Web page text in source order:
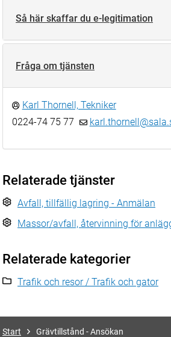
Så här skaffar du e-legitimation
Fråga om tjänsten
Karl Thornell, Tekniker
0224-74 75 77
Relaterade tjänster
Avfall, tillfällig lagring - Anmälan
Massor/avfall, återvinning för
Relaterade kategorier
Trafik och resor / Trafik och gator
Start Grävtillstånd - Ansökan